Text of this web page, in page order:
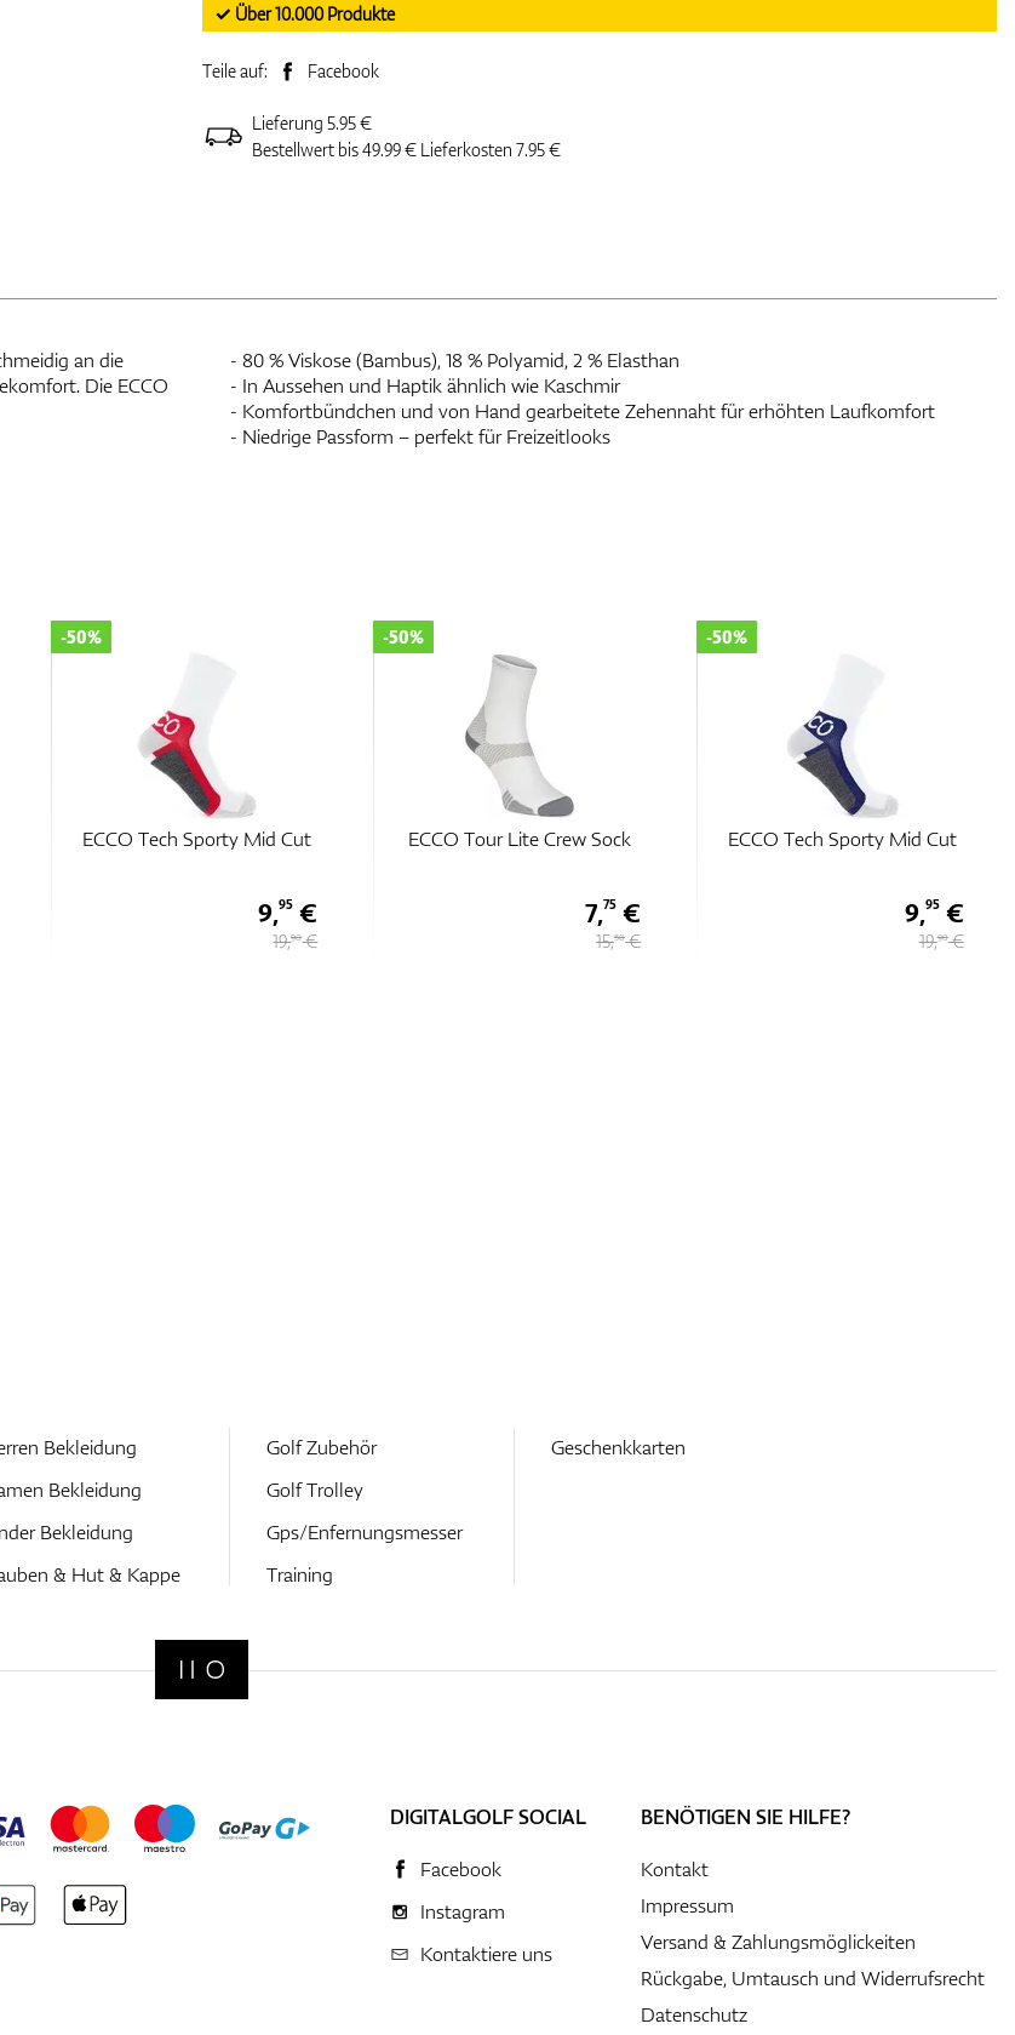
✓ Über 10.000 Produkte
Teile auf: Facebook
Lieferung 5.95 €
Bestellwert bis 49.99 € Lieferkosten 7.95 €
an die
Die ECCO
- 80 % Viskose (Bambus), 18 % Polyamid, 2 % Elasthan
- In Aussehen und Haptik ähnlich wie Kaschmir
- Komfortbündchen und von Hand gearbeitete Zehennaht für erhöhten Laufkomfort
- Niedrige Passform – perfekt für Freizeitlooks
ECCO Tech Sporty Mid Cut
-50%
9,95 €
19,90€
ECCO Tour Lite Crew Sock
-50%
7,75 €
15,50€
ECCO Tech Sporty Mid Cut
-50%
9,95€
19,90€
Bekleidung
Bekleidung
Bekleidung
& Hut & Kappe
Golf Zubehör
Golf Trolley
Gps/Enfernungsmesser
Training
Geschenkkarten
DIGITALGOLF SOCIAL
Facebook
Instagram
Kontaktiere uns
BENÖTIGEN SIE HILFE?
Kontakt
Impressum
Versand & Zahlungsmöglickeiten
Rückgabe, Umtausch und Widerrufsrecht
Datenschutz